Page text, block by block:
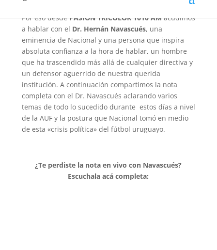
confusiones que dejan más dudas que afirmaciones.
Por eso desdePASIÓN TRICOLOR 1010 AMacudimos
a hablar con el Dr. Hernán Navascués, una
eminencia de Nacional y una persona que inspira
absoluta confianza a la hora de hablar, un hombre
que ha trascendido más allá de cualquier directiva y
un defensor aguerrido de nuestra querida
institución. A continuación compartimos la nota
completa con el Dr. Navascués aclarando varios
temas de todo lo sucedido durante estos días a nivel
de la AUF y la postura que Nacional tomó en medio
de esta «crisis política» del fútbol uruguayo.
¿Te perdiste la nota en vivo con Navascués?
Escuchala acá completa: